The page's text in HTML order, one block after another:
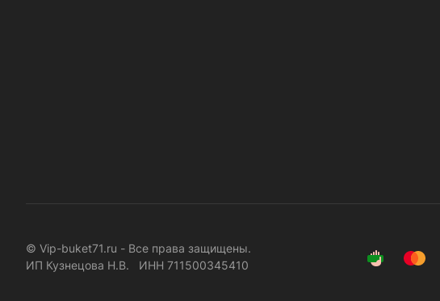
© Vip-buket71.ru - Все права защищены.
ИП Кузнецова Н.В. ИНН 711500345410